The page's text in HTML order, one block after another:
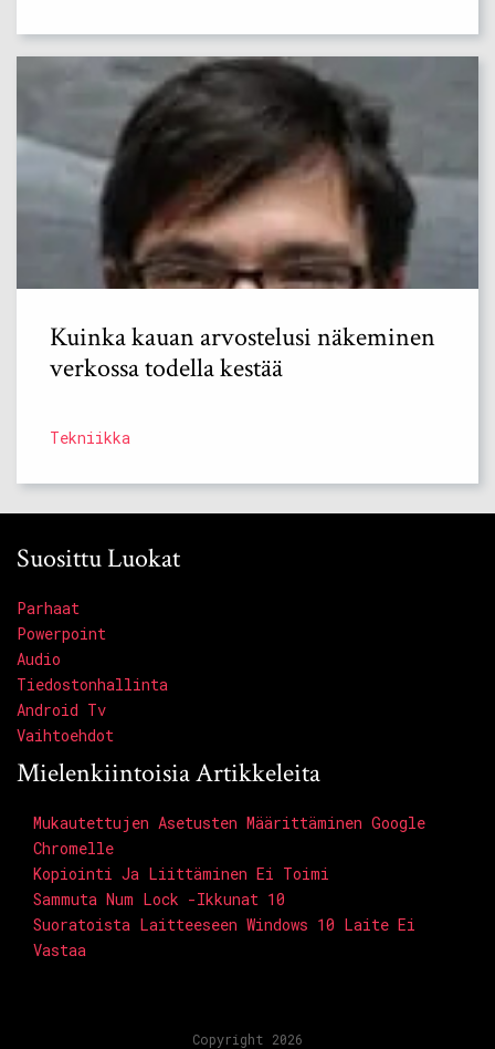
Kuinka kauan arvostelusi näkeminen
verkossa todella kestää
Tekniikka
Suosittu Luokat
Parhaat
Powerpoint
Audio
Tiedostonhallinta
Android Tv
Vaihtoehdot
Mielenkiintoisia Artikkeleita
Mukautettujen Asetusten Määrittäminen Google
Chromelle
Kopiointi Ja Liittäminen Ei Toimi
Sammuta Num Lock -ikkunat 10
Suoratoista Laitteeseen Windows 10 Laite Ei
Vastaa
Copyright 2026